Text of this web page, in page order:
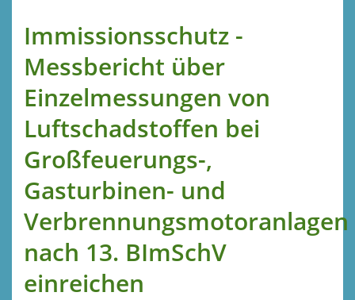
Immissionsschutz -
Messbericht über
Einzelmessungen von
Luftschadstoffen bei
Großfeuerungs-,
Gasturbinen- und
Verbrennungsmotoranlagen
nach 13. BImSchV
einreichen